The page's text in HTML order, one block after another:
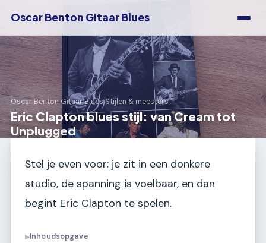
Oscar Benton Gitaar Blues
Oscar Benton Gitaar Blues›Stijlen & meesters
Eric Clapton blues stijl: van Cream tot
Unplugged
Stel je even voor: je zit in een donkere
studio, de spanning is voelbaar, en dan
begint Eric Clapton te spelen.
▶Inhoudsopgave